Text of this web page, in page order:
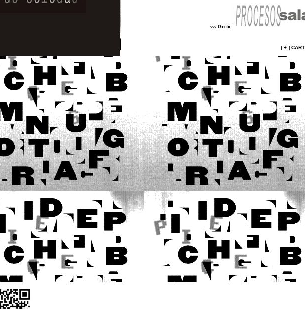
>>> Go to
[ + ]